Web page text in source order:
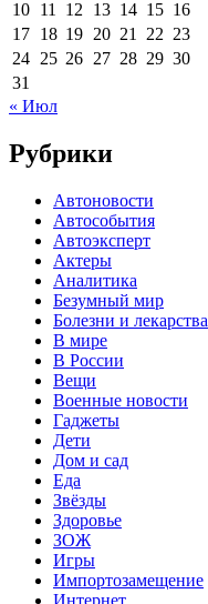
10 11 12 13 14 15 16
17 18 19 20 21 22 23
24 25 26 27 28 29 30
31
« Июл
Рубрики
Автоновости
Автособытия
Автоэксперт
Актеры
Аналитика
Безумный мир
Болезни и лекарства
В мире
В России
Вещи
Военные новости
Гаджеты
Дети
Дом и сад
Еда
Звёзды
Здоровье
ЗОЖ
Игры
Импортозамещение
Интернет